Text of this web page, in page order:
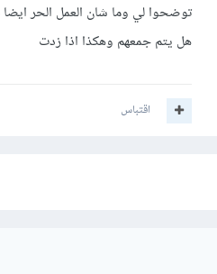
توضحوا لي وما شان العمل الحر ايضا
هل يتم جمعهم وهكذا اذا زدت
اقتباس